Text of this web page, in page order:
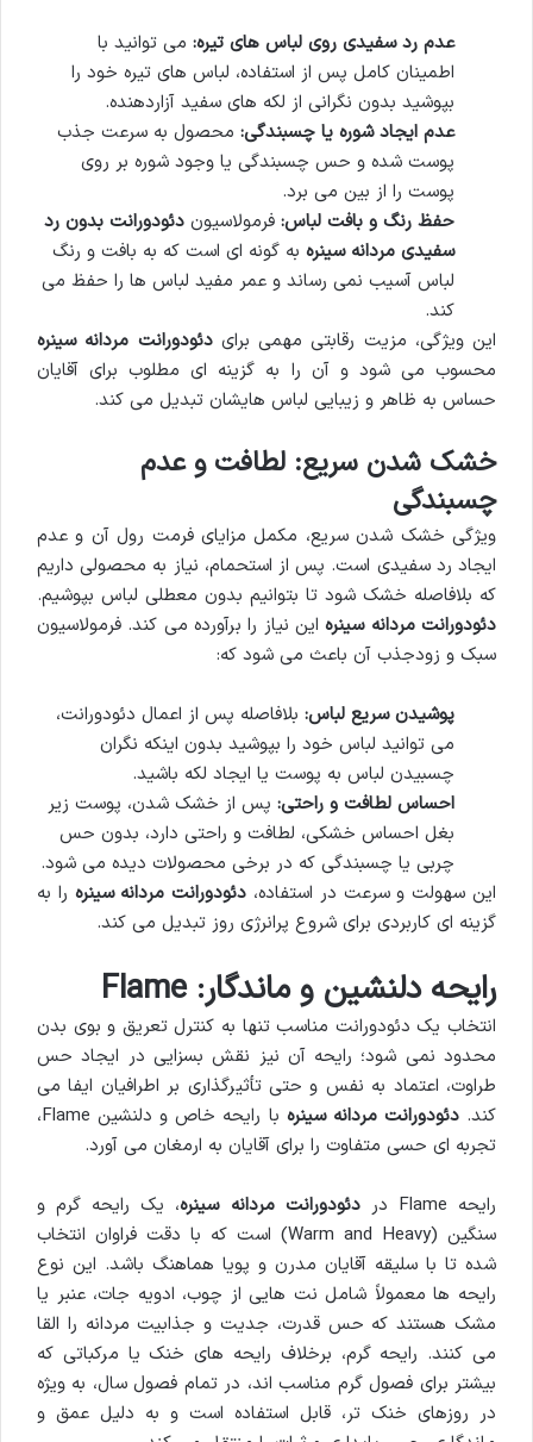
عدم رد سفیدی روی لباس های تیره: می توانید با
اطمینان کامل پس از استفاده، لباس های تیره خود را
بپوشید بدون نگرانی از لکه های سفید آزاردهنده.
عدم ایجاد شوره یا چسبندگی: محصول به سرعت جذب
پوست شده و حس چسبندگی یا وجود شوره بر روی
پوست را از بین می برد.
حفظ رنگ و بافت لباس: فرمولاسیون دئودورانت بدون رد
سفیدی مردانه سینره به گونه ای است که به بافت و رنگ
لباس آسیب نمی رساند و عمر مفید لباس ها را حفظ می
کند.
این ویژگی، مزیت رقابتی مهمی برایدئودورانت مردانه سینره
محسوب می شود و آن را به گزینه ای مطلوب برای آقایان
حساس به ظاهر و زیبایی لباس هایشان تبدیل می کند.
خشک شدن سریع: لطافت و عدم
چسبندگی
ویژگی خشک شدن سریع، مکمل مزایای فرمت رول آن و عدم
ایجاد رد سفیدی است. پس از استحمام، نیاز به محصولی داریم
که بلافاصله خشک شود تا بتوانیم بدون معطلی لباس بپوشیم.
دئودورانت مردانه سینرهاین نیاز را برآورده می کند. فرمولاسیون
سبک و زودجذب آن باعث می شود که:
پوشیدن سریع لباس: بلافاصله پس از اعمال دئودورانت،
می توانید لباس خود را بپوشید بدون اینکه نگران
چسبیدن لباس به پوست یا ایجاد لکه باشید.
احساس لطافت و راحتی: پس از خشک شدن، پوست زیر
بغل احساس خشکی، لطافت و راحتی دارد، بدون حس
چربی یا چسبندگی که در برخی محصولات دیده می شود.
این سهولت و سرعت در استفاده، دئودورانت مردانه سینره را به
گزینه ای کاربردی برای شروع پرانرژی روز تبدیل می کند.
رایحه دلنشین و ماندگار: Flame
انتخاب یک دئودورانت مناسب تنها به کنترل تعریق و بوی بدن
محدود نمی شود؛ رایحه آن نیز نقش بسزایی در ایجاد حس
طراوت، اعتماد به نفس و حتی تأثیرگذاری بر اطرافیان ایفا می
کند.دئودورانت مردانه سینره
با رایحه خاص و دلنشین Flame،
تجربه ای حسی متفاوت را برای آقایان به ارمغان می آورد.
رایحه Flame در دئودورانت مردانه سینره، یک رایحه گرم و
سنگین (Warm and Heavy) است که با دقت فراوان انتخاب
شده تا با سلیقه آقایان مدرن و پویا هماهنگ باشد. این نوع
رایحه ها معمولاً شامل نت هایی از چوب، ادویه جات، عنبر یا
مشک هستند که حس قدرت، جدیت و جذابیت مردانه را القا
می کنند. رایحه گرم، برخلاف رایحه های خنک یا مرکباتی که
بیشتر برای فصول گرم مناسب اند، در تمام فصول سال، به ویژه
در روزهای خنک تر، قابل استفاده است و به دلیل عمق و